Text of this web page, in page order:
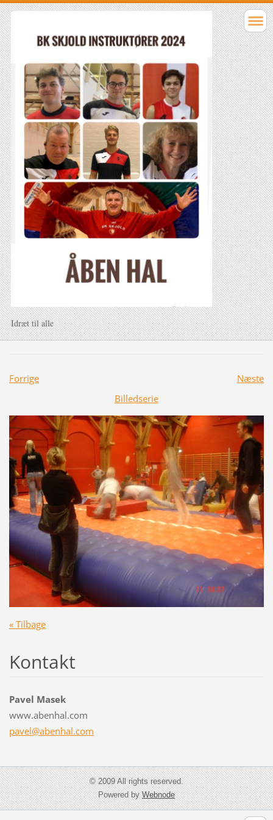
Idræt til alle
Forrige
Næste
Billedserie
« Tilbage
Kontakt
Pavel Masek
www.abenhal.com
pavel@abenhal.com
© 2009 All rights reserved.
Powered byWebnode